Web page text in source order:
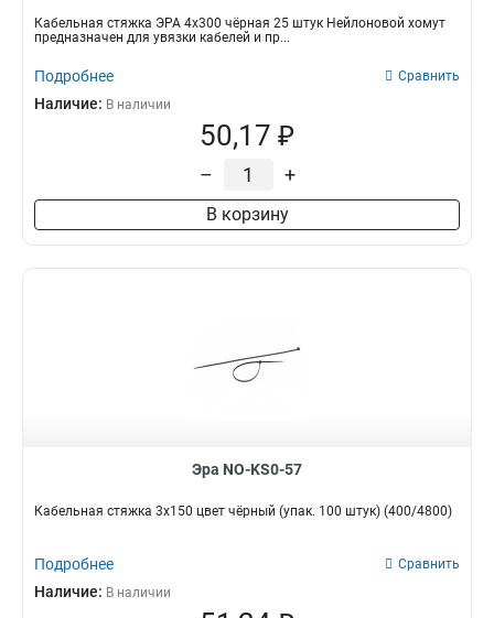
Кабельная стяжка ЭРА 4x300 чёрная 25 штук Нейлоновой хомут
предназначен для увязки кабелей и пр...
Подробнее Сравнить
Наличие: В наличии
50,17 ₽
– +
В корзину
Эра NO-KS0-57
Кабельная стяжка 3х150 цвет чёрный (упак. 100 штук) (400/4800)
Подробнее Сравнить
Наличие: В наличии